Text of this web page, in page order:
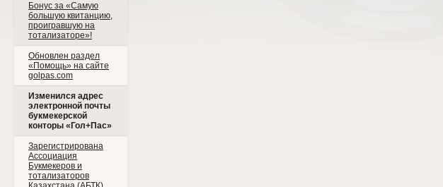
Бонус за «Cамую
большую квитанцию,
проигравшую на
тотализаторе»!
Обновлен раздел
«Помощь» на сайте
golpas.com
Изменился адрес
электронной почты
букмекерской
конторы «Гол+Пас»
Зарегистрирована
Ассоциация
Букмекеров и
тотализаторов